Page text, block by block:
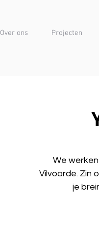
Over ons Projecten
We
Vilvoorde. Zin
je